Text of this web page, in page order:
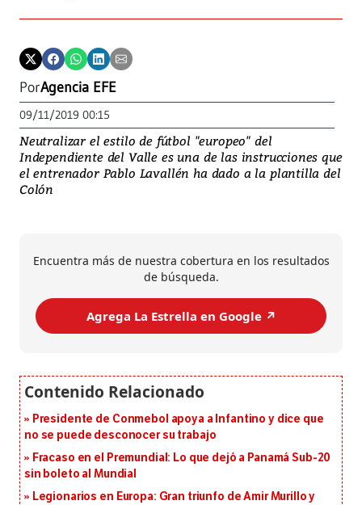
PorAgencia EFE
09/11/2019 00:15
Neutralizar el estilo de fútbol "europeo" del
Independiente del Valle es una de las instrucciones que
el entrenador Pablo Lavallén ha dado a la plantilla del
Colón
Encuentra más de nuestra cobertura en los resultados
de búsqueda.
Agrega La Estrella en Google ↗️
Presidente de Conmebol apoya a Infantino y dice que
no se puede desconocer su trabajo
Fracaso en el Premundial: Lo que dejó a Panamá Sub-20
sin boleto al Mundial
Legionarios en Europa: Gran triunfo de Amir Murillo y